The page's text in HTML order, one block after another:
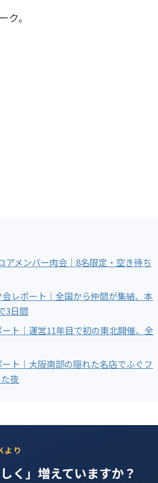
。
アメンバー肉会｜8名限定・空き待ち
会レポート｜全国から仲間が集結、本
3日間
ト｜運営11年目で初の東北開催、全
ト｜大阪南部の隠れた名店でふぐフ
夜
より
く」増えていますか？